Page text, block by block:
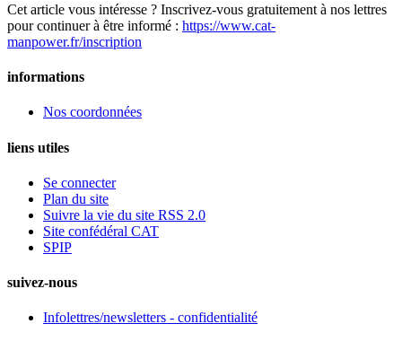
Cet article vous intéresse ? Inscrivez-vous gratuitement à nos lettres
pour continuer à être informé : https://www.cat-
manpower.fr/inscription
informations
Nos coordonnées
liens utiles
Se connecter
Plan du site
Suivre la vie du site RSS 2.0
Site confédéral CAT
SPIP
suivez-nous
Infolettres/newsletters - confidentialité